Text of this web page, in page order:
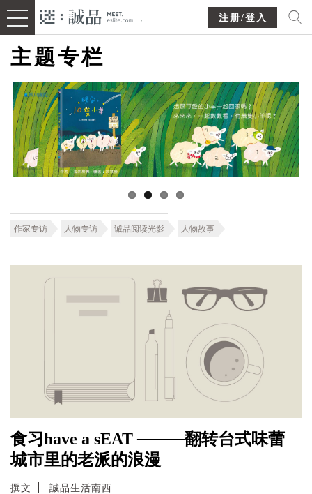
注册/登入
主题专栏
作家专访 人物专访 诚品阅读光影 人物故事
食习have a sEAT ────翻转台式味蕾
城市里的老派的浪漫
撰文 誠品生活南西